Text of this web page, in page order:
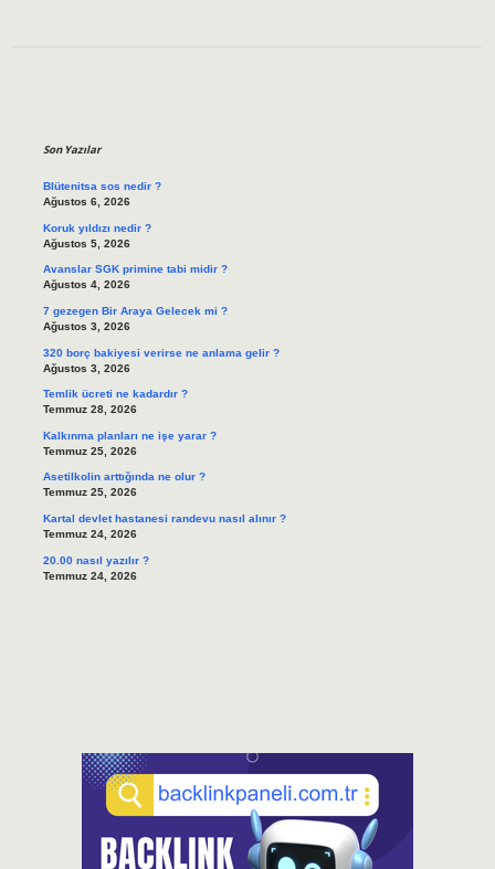
Son Yazılar
Blütenitsa sos nedir ?
Ağustos 6, 2026
Koruk yıldızı nedir ?
Ağustos 5, 2026
Avanslar SGK primine tabi midir ?
Ağustos 4, 2026
7 gezegen Bir Araya Gelecek mi ?
Ağustos 3, 2026
320 borç bakiyesi verirse ne anlama gelir ?
Ağustos 3, 2026
Temlik ücreti ne kadardır ?
Temmuz 28, 2026
Kalkınma planları ne işe yarar ?
Temmuz 25, 2026
Asetilkolin arttığında ne olur ?
Temmuz 25, 2026
Kartal devlet hastanesi randevu nasıl alınır ?
Temmuz 24, 2026
20.00 nasıl yazılır ?
Temmuz 24, 2026